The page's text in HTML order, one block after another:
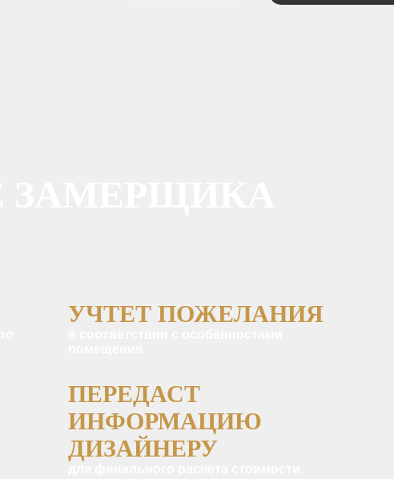
УЧТЕТ ПОЖЕЛАНИЯ
ПЕРЕДАСТ
ИНФОРМАЦИЮ
ДИЗАЙНЕРУ